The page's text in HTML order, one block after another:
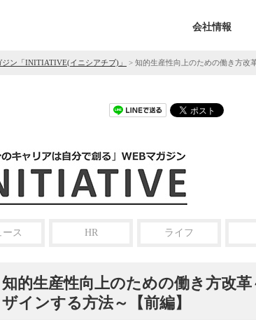
会社情報
ジン「INITIATIVE(イニシアチブ)」 > 知的生産性向上のための働き方改
ース HR ライフ
知的生産性向上のための働き方改
ザインする方法～【前編】